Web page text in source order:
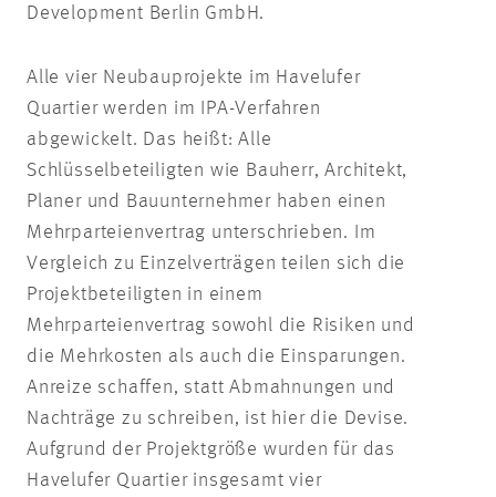
Development Berlin GmbH.
Alle vier Neubauprojekte im Havelufer
Quartier werden im IPA-Verfahren
abgewickelt. Das heißt: Alle
Schlüsselbeteiligten wie Bauherr, Architekt,
Planer und Bauunternehmer haben einen
Mehrparteienvertrag unterschrieben. Im
Vergleich zu Einzelverträgen teilen sich die
Projektbeteiligten in einem
Mehrparteienvertrag sowohl die Risiken und
die Mehrkosten als auch die Einsparungen.
Anreize schaffen, statt Abmahnungen und
Nachträge zu schreiben, ist hier die Devise.
Aufgrund der Projektgröße wurden für das
Havelufer Quartier insgesamt vier